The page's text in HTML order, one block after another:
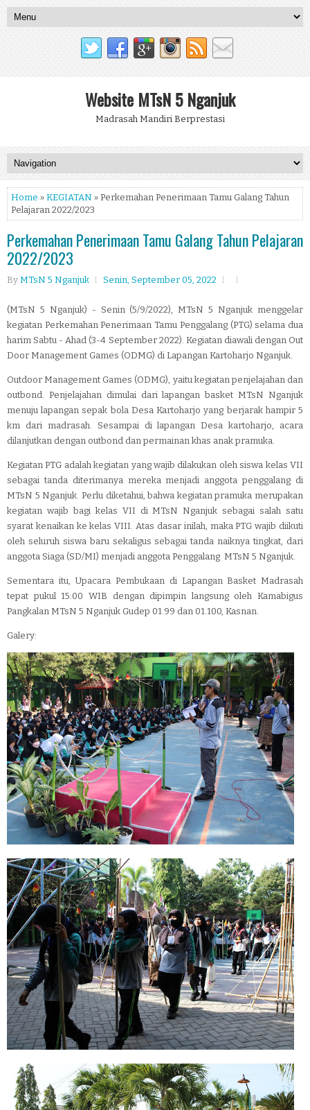
Website MTsN 5 Nganjuk
Madrasah Mandiri Berprestasi
Home » KEGIATAN » Perkemahan Penerimaan Tamu Galang Tahun
Pelajaran 2022/2023
Perkemahan Penerimaan Tamu Galang Tahun Pelajaran
2022/2023
By MTsN 5 Nganjuk Senin, September 05, 2022
(MTsN 5 Nganjuk) - Senin (5/9/2022), MTsN 5 Nganjuk menggelar
kegiatan Perkemahan Penerimaan Tamu Penggalang (PTG) selama dua
harim Sabtu - Ahad (3-4 September 2022). Kegiatan diawali dengan Out
Door Management Games (ODMG) di Lapangan Kartoharjo Nganjuk.
Outdoor Management Games (ODMG), yaitu kegiatan penjelajahan dan
outbond. Penjelajahan dimulai dari lapangan basket MTsN Nganjuk
menuju lapangan sepak bola Desa Kartoharjo yang berjarak hampir 5
km dari madrasah. Sesampai di lapangan Desa kartoharjo, acara
dilanjutkan dengan outbond dan permainan khas anak pramuka.
Kegiatan PTG adalah kegiatan yang wajib dilakukan oleh siswa kelas VII
sebagai tanda diterimanya mereka menjadi anggota penggalang di
MTsN 5 Nganjuk. Perlu diketahui, bahwa kegiatan pramuka merupakan
kegiatan wajib bagi kelas VII di MTsN Nganjuk sebagai salah satu
syarat kenaikan ke kelas VIII. Atas dasar inilah, maka PTG wajib diikuti
oleh seluruh siswa baru sekaligus sebagai tanda naiknya tingkat, dari
anggota Siaga (SD/MI) menjadi anggota Penggalang MTsN 5 Nganjuk.
Sementara itu, Upacara Pembukaan di Lapangan Basket Madrasah
tepat pukul 15:00 WIB dengan dipimpin langsung oleh Kamabigus
Pangkalan MTsN 5 Nganjuk Gudep 01.99 dan 01.100, Kasnan.
Galery: